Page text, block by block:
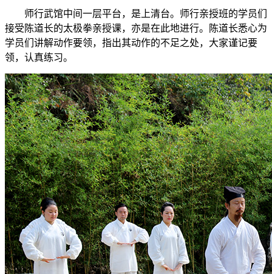
师行武馆中间一层平台，是上清台。师行亲授班的学员们
接受陈道长的太极拳亲授课，亦是在此地进行。陈道长悉心为
学员们讲解动作要领，指出其动作的不足之处，大家谨记要
领，认真练习。